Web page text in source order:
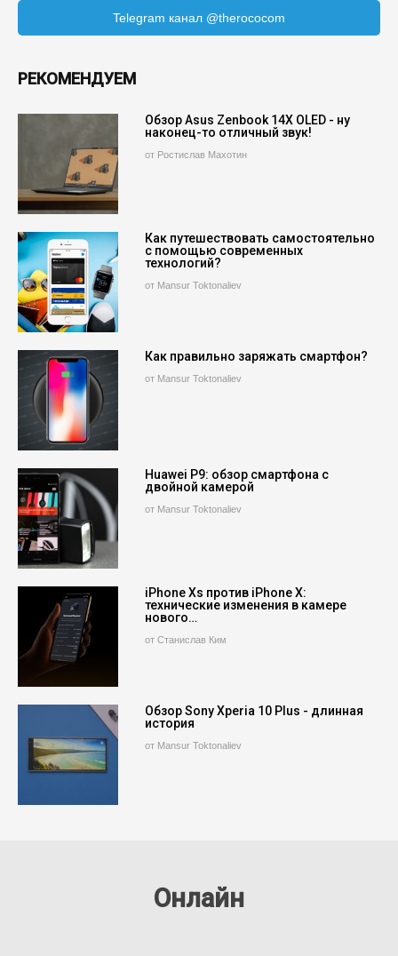
Telegram канал @therococom
РЕКОМЕНДУЕМ
Обзор Asus Zenbook 14X OLED - ну
наконец-то отличный звук!
от Ростислав Махотин
Как путешествовать самостоятельно
с помощью современных
технологий?
от Mansur Toktonaliev
Как правильно заряжать смартфон?
от Mansur Toktonaliev
Huawei P9: обзор смартфона с
двойной камерой
от Mansur Toktonaliev
iPhone Xs против iPhone X:
технические изменения в камере
нового…
от Станислав Ким
Обзор Sony Xperia 10 Plus - длинная
история
от Mansur Toktonaliev
Онлайн